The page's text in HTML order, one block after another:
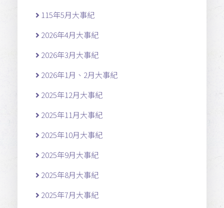
115年5月大事紀
2026年4月大事紀
2026年3月大事紀
2026年1月、2月大事紀
2025年12月大事紀
2025年11月大事紀
2025年10月大事紀
2025年9月大事紀
2025年8月大事紀
2025年7月大事紀